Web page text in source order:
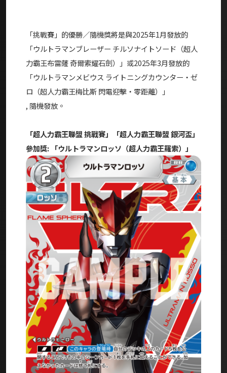
「挑戰賽」的優勝／隨機獎將是與2025年1月發放的
「ウルトラマンブレーザー チルソナイトソード（超人
力霸王布雷薩 奇爾索耀石劍）」或2025年3月發放的
「ウルトラマンメビウス ライトニングカウンター・ゼ
ロ（超人力霸王梅比斯 閃電迎擊・零距離）」
, 隨機發放。
「超人力霸王聯盟 挑戰賽」「超人力霸王聯盟 銀河盃」
參加獎: 「ウルトラマンロッソ（超人力霸王羅索）」